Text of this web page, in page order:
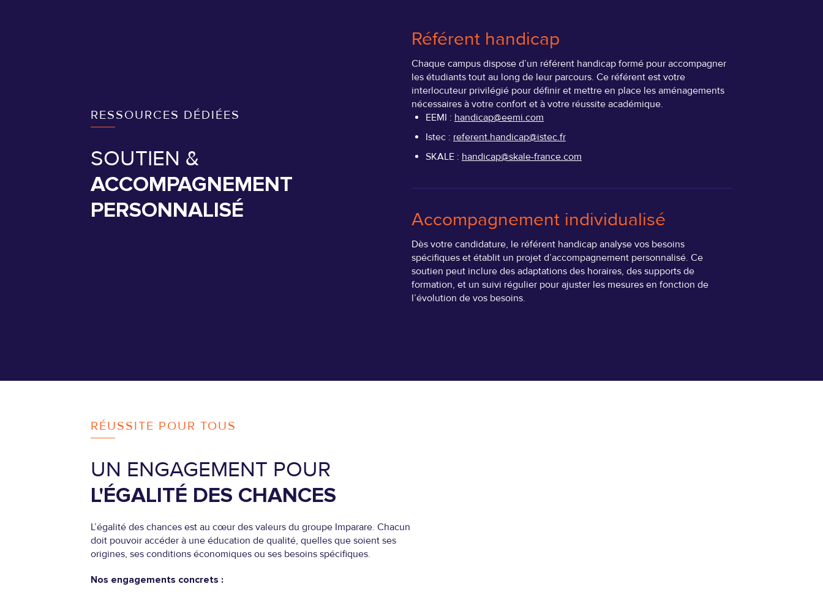
RESSOURCES DÉDIÉES
SOUTIEN &
ACCOMPAGNEMENT
PERSONNALISÉ
Référent handicap
Chaque campus dispose d’un référent handicap formé pour accompagner
les étudiants tout au long de leur parcours. Ce référent est votre
interlocuteur privilégié pour définir et mettre en place les aménagements
nécessaires à votre confort et à votre réussite académique.
EEMI : handicap@eemi.com
Istec : referent.handicap@istec.fr
SKALE : handicap@skale-france.com
Accompagnement individualisé
Dès votre candidature, le référent handicap analyse vos besoins
spécifiques et établit un projet d’accompagnement personnalisé. Ce
soutien peut inclure des adaptations des horaires, des supports de
formation, et un suivi régulier pour ajuster les mesures en fonction de
l’évolution de vos besoins.
RÉUSSITE POUR TOUS
UN ENGAGEMENT POUR
L'ÉGALITÉ DES CHANCES
L’égalité des chances est au cœur des valeurs du groupe Imparare. Chacun
doit pouvoir accéder à une éducation de qualité, quelles que soient ses
origines, ses conditions économiques ou ses besoins spécifiques.
Nos engagements concrets :